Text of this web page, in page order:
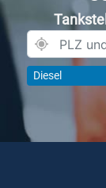
Diesel